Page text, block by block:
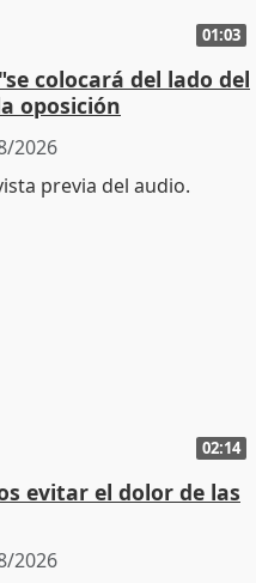
01:03
colocará del lado del
oposición
2026
02:14
evitar el dolor de las
2026